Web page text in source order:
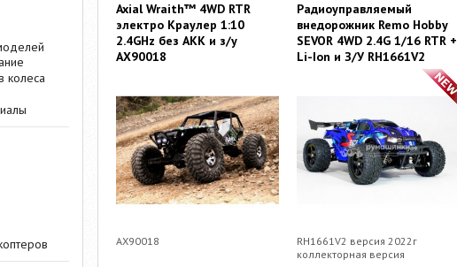
колеса
Axial Wraith™ 4WD RTR
электро Краулер 1:10
2.4GHz без АКК и з/у
AX90018
AX90018
Радиоуправляемый
внедорожник Remo Hobby
SEVOR 4WD 2.4G 1/16 RTR +
Li-Ion и З/У RH1661V2
RH1661V2 версия 2022г
коллекторная версия